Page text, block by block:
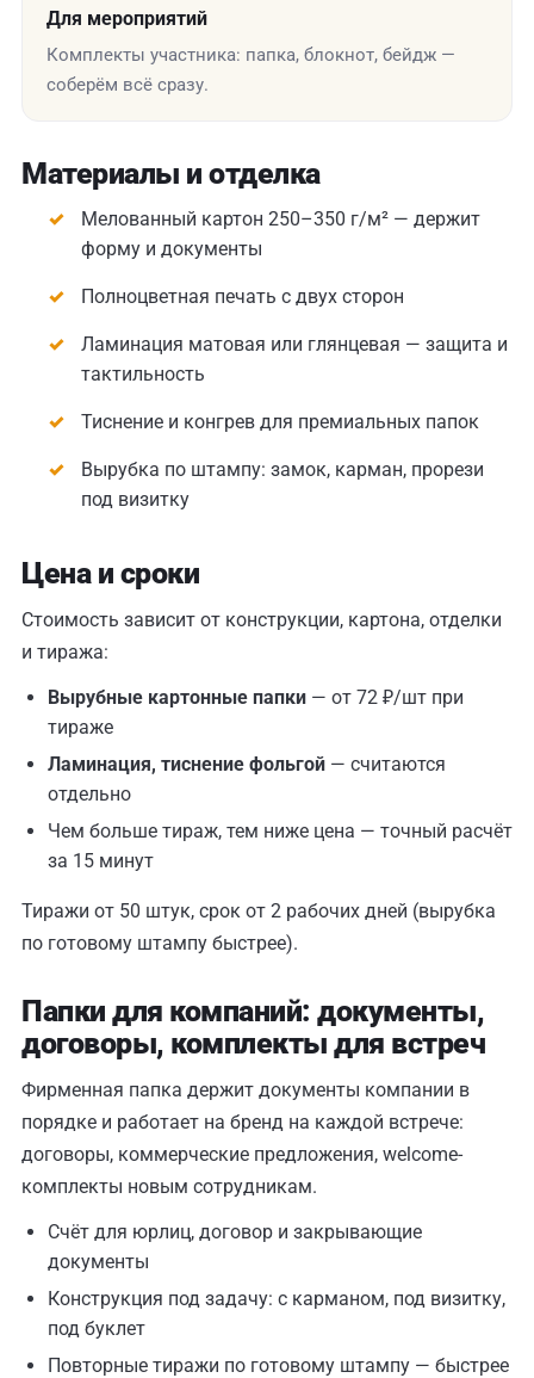
Для мероприятий
Комплекты участника: папка, блокнот, бейдж —
соберём всё сразу.
Материалы и отделка
Мелованный картон 250–350 г/м² — держит
форму и документы
Полноцветная печать с двух сторон
Ламинация матовая или глянцевая — защита и
тактильность
Тиснение и конгрев для премиальных папок
Вырубка по штампу: замок, карман, прорези
под визитку
Цена и сроки
Стоимость зависит от конструкции, картона, отделки
и тиража:
Вырубные картонные папки — от 72 ₽/шт при
тираже
Ламинация, тиснение фольгой — считаются
отдельно
Чем больше тираж, тем ниже цена — точный расчёт
за 15 минут
Тиражи от 50 штук, срок от 2 рабочих дней (вырубка
по готовому штампу быстрее).
Папки для компаний: документы,
договоры, комплекты для встреч
Фирменная папка держит документы компании в
порядке и работает на бренд на каждой встрече:
договоры, коммерческие предложения, welcome-
комплекты новым сотрудникам.
Счёт для юрлиц, договор и закрывающие
документы
Конструкция под задачу: с карманом, под визитку,
под буклет
Повторные тиражи по готовому штампу — быстрее